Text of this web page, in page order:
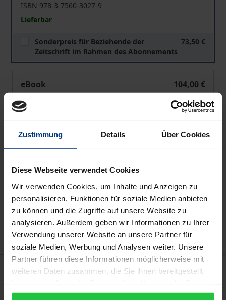
Zustimmung Details Über Cookies
Diese Webseite verwendet Cookies
Wir verwenden Cookies, um Inhalte und Anzeigen zu
personalisieren, Funktionen für soziale Medien anbieten
zu können und die Zugriffe auf unsere Website zu
analysieren. Außerdem geben wir Informationen zu Ihrer
Verwendung unserer Website an unsere Partner für
soziale Medien, Werbung und Analysen weiter. Unsere
Partner führen diese Informationen möglicherweise mit
weiteren Daten zusammen, die Sie ihnen bereitgestellt
gesammelt haben.
ISBN 978-3-7560-3027-9
Lieferbar
Sonderpreis für Beziehende der
Zeitschrift im Rahmen des Abonnements
73,50 €
eBook
104,00 €
ISBN 978-3-7489-5307-4
Lieferbar
Preisangaben inkl. MwSt. Abhängig von der Lieferadresse
In den Warenkorb
Zur Wunschliste hinzufügen
Hinweise zu Versandkosten
Beschreibung